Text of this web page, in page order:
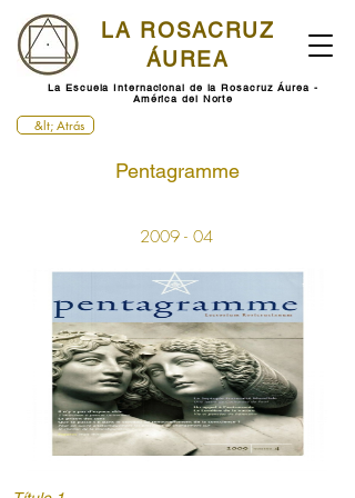
LA ROSACRUZ
ÁUREA
La Escuela Internacional de la Rosacruz Áurea -
América del Norte
&lt; Atrás
Pentagramme
2009 - 04